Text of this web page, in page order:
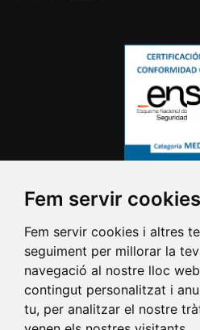
Fem servir cookies
Fem servir cookies i altres
seguiment per millorar la
navegació al nostre lloc
contingut personalitzat i
tu, per analitzar el nostre